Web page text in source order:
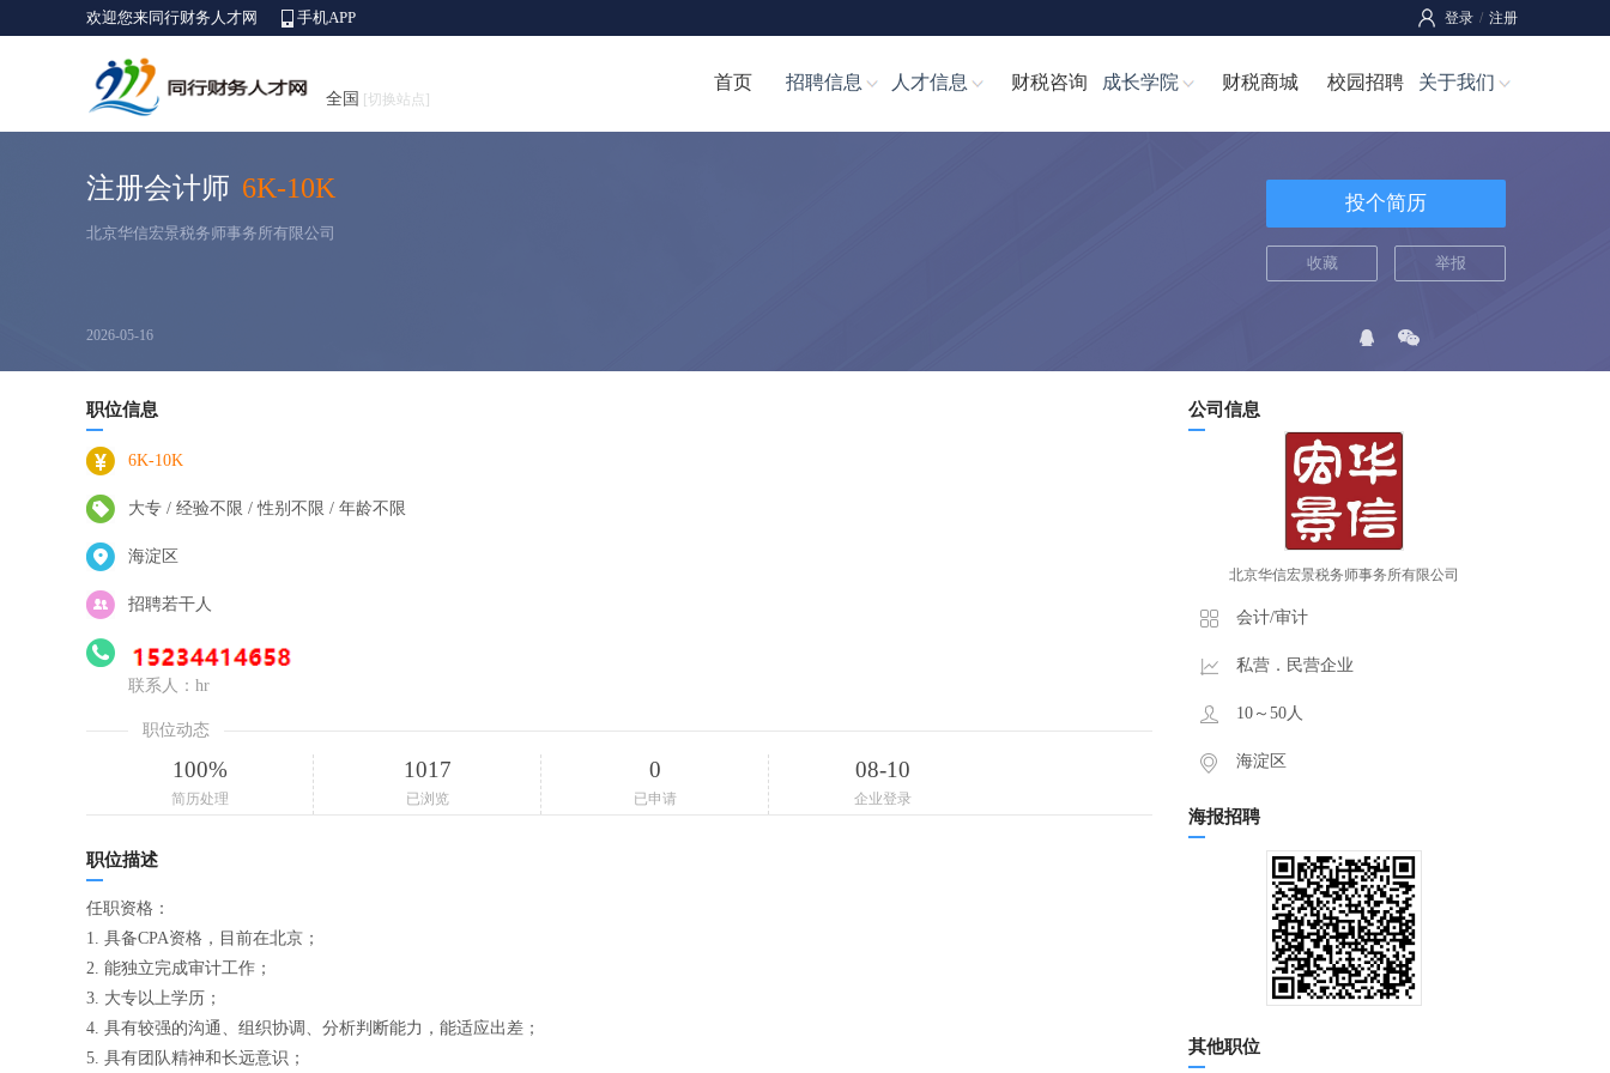
欢迎您来同行财务人才网 手机APP 登录 / 注册
全国 [切换站点]
首页 招聘信息 人才信息 财税咨询 成长学院 财税商城 校园招聘 关于我们
注册会计师 6K-10K
北京华信宏景税务师事务所有限公司
投个简历
收藏 举报
2026-05-16
职位信息
6K-10K
大专 / 经验不限 / 性别不限 / 年龄不限
海淀区
招聘若干人
联系人：hr
职位动态
100%
简历处理
1017
已浏览
0
已申请
08-10
企业登录
职位描述
任职资格：
1. 具备CPA资格，目前在北京；
2. 能独立完成审计工作；
3. 大专以上学历；
4. 具有较强的沟通、组织协调、分析判断能力，能适应出差；
5. 具有团队精神和长远意识；
公司信息
北京华信宏景税务师事务所有限公司
会计/审计
私营．民营企业
10～50人
海淀区
海报招聘
其他职位